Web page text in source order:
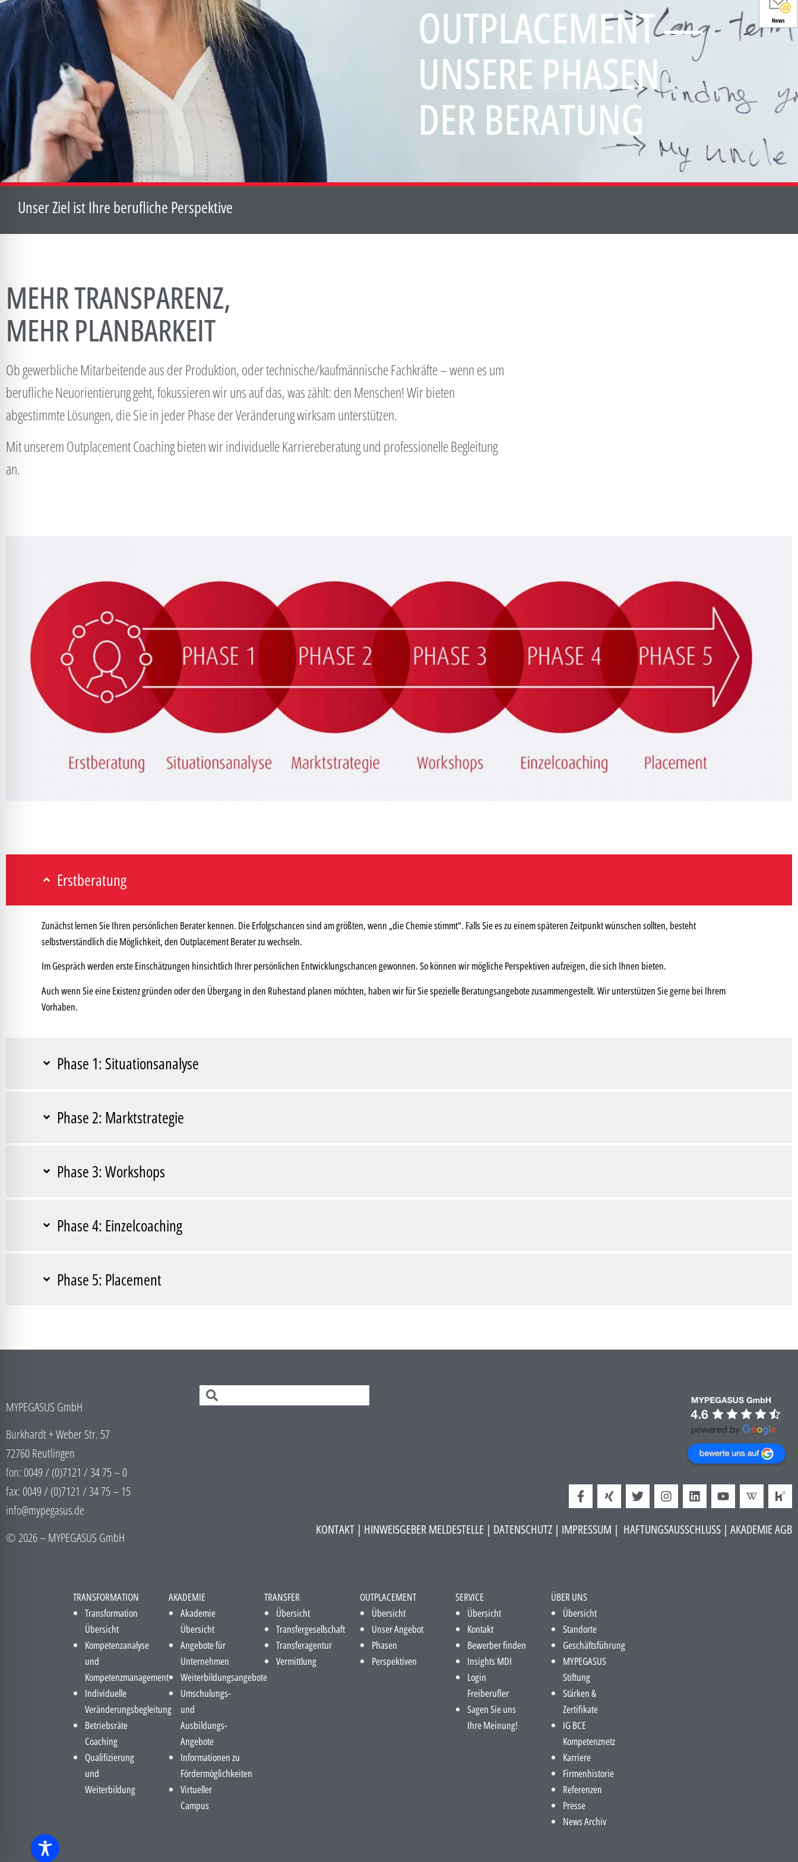
OUTPLACEMENT —
UNSERE PHASEN
DER BERATUNG
Unser Ziel ist Ihre berufliche Perspektive
MEHR TRANSPARENZ,
MEHR PLANBARKEIT
Ob gewerbliche Mitarbeitende aus der Produktion, oder technische/kaufmännische Fachkräfte – wenn es um
berufliche Neuorientierung geht, fokussieren wir uns auf das, was zählt: den Menschen! Wir bieten
abgestimmte Lösungen, die Sie in jeder Phase der Veränderung wirksam unterstützen.
Mit unserem Outplacement Coaching bieten wir individuelle Karriereberatung und professionelle Begleitung
an.
Erstberatung
Zunächst lernen Sie Ihren persönlichen Berater kennen. Die Erfolgschancen sind am größten, wenn „die Chemie stimmt“. Falls Sie es zu einem späteren Zeitpunkt wünschen sollten, besteht
selbstverständlich die Möglichkeit, den Outplacement Berater zu wechseln.
Im Gespräch werden erste Einschätzungen hinsichtlich Ihrer persönlichen Entwicklungschancen gewonnen. So können wir mögliche Perspektiven aufzeigen, die sich Ihnen bieten.
Auch wenn Sie eine Existenz gründen oder den Übergang in den Ruhestand planen möchten, haben wir für Sie spezielle Beratungsangebote zusammengestellt. Wir unterstützen Sie gerne bei Ihrem
Vorhaben.
Phase 1: Situationsanalyse
Phase 2: Marktstrategie
Phase 3: Workshops
Phase 4: Einzelcoaching
Phase 5: Placement
MYPEGASUS GmbH
Burkhardt + Weber Str. 57
72760 Reutlingen
fon: 0049 / (0)7121 / 34 75 – 0
fax: 0049 / (0)7121 / 34 75 – 15
info@mypegasus.de
© 2026 – MYPEGASUS GmbH
KONTAKT| HINWEISGEBER MELDESTELLE | DATENSCHUTZ| IMPRESSUM | HAFTUNGSAUSSCHLUSS​| AKADEMIE AGB
TRANSFORMATION
Transformation
Übersicht
Kompetenzanalyse
und
Kompetenzmanagement
Individuelle
Veränderungsbegleitung
Betriebsräte
Coaching
Qualifizierung
und
Weiterbildung
AKADEMIE
Akademie
Übersicht
Angebote für
Unternehmen
Weiterbildungsangebote
Umschulungs-
und
Ausbildungs-
Angebote
Informationen zu
Fördermöglichkeiten
Virtueller
Campus
TRANSFER
Übersicht
Transfergesellschaft
Transferagentur
Vermittlung
OUTPLACEMENT
Übersicht
Unser Angebot
Phasen
Perspektiven
SERVICE
Übersicht
Kontakt
Bewerber finden
Insights MDI
Login
Freiberufler
Sagen Sie uns
Ihre Meinung!
ÜBER UNS
Übersicht
Standorte
Geschäftsführung
MYPEGASUS
Stiftung
Stärken &
Zertifikate
IG BCE
Kompetenznetz
Karriere
Firmenhistorie
Referenzen
Presse
News Archiv